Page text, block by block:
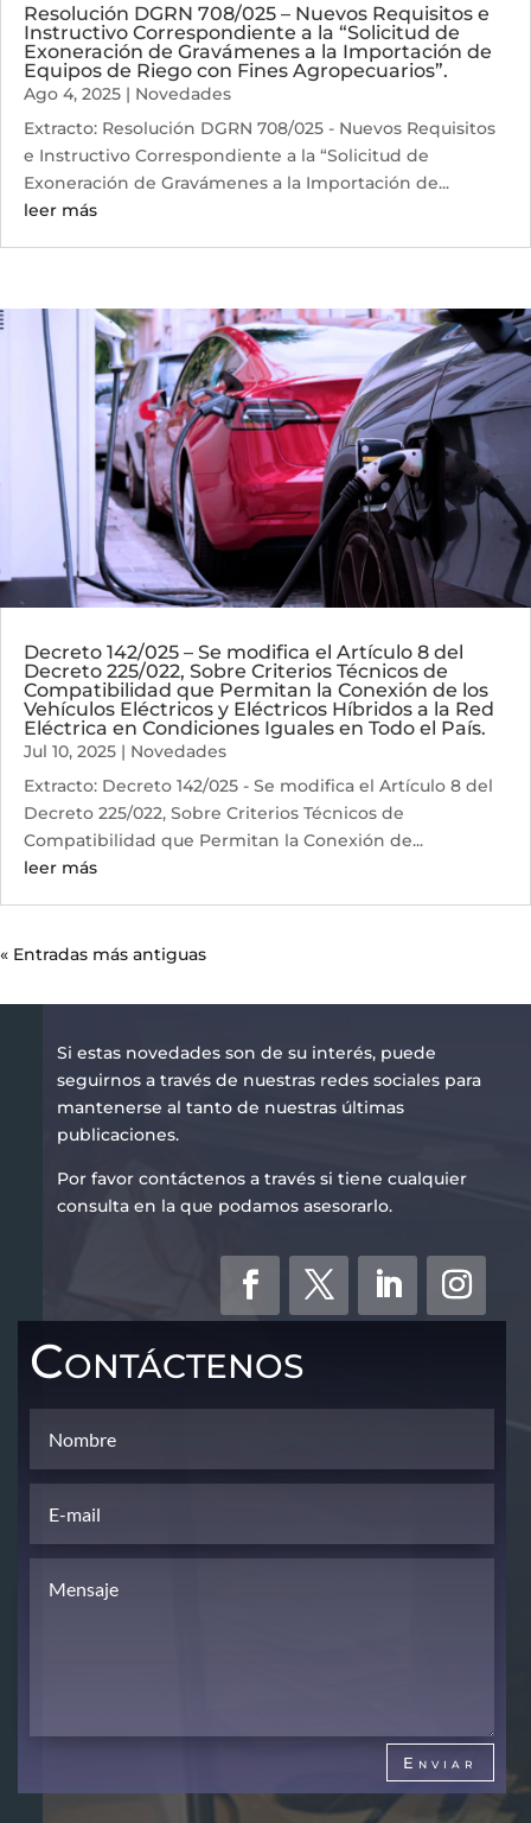
Resolución DGRN 708/025 – Nuevos Requisitos e
Instructivo Correspondiente a la “Solicitud de
Exoneración de Gravámenes a la Importación de
Equipos de Riego con Fines Agropecuarios”.
Ago 4, 2025 | Novedades
Extracto: Resolución DGRN 708/025 - Nuevos Requisitos
e Instructivo Correspondiente a la “Solicitud de
Exoneración de Gravámenes a la Importación de...
leer más
Decreto 142/025 – Se modifica el Artículo 8 del
Decreto 225/022, Sobre Criterios Técnicos de
Compatibilidad que Permitan la Conexión de los
Vehículos Eléctricos y Eléctricos Híbridos a la Red
Eléctrica en Condiciones Iguales en Todo el País.
Jul 10, 2025 | Novedades
Extracto: Decreto 142/025 - Se modifica el Artículo 8 del
Decreto 225/022, Sobre Criterios Técnicos de
Compatibilidad que Permitan la Conexión de...
leer más
« Entradas más antiguas
Si estas novedades son de su interés, puede
seguirnos a través de nuestras redes sociales para
mantenerse al tanto de nuestras últimas
publicaciones.
Por favor contáctenos a través si tiene cualquier
consulta en la que podamos asesorarlo.
Contáctenos
Enviar